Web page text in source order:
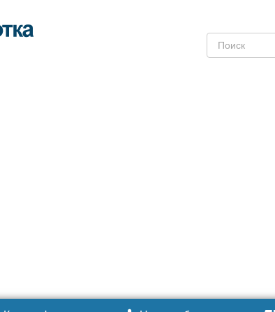
Поиск: